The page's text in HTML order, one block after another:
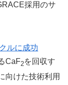
採用のサ
ルに成功
CaF2を回収す
向けた技術利用